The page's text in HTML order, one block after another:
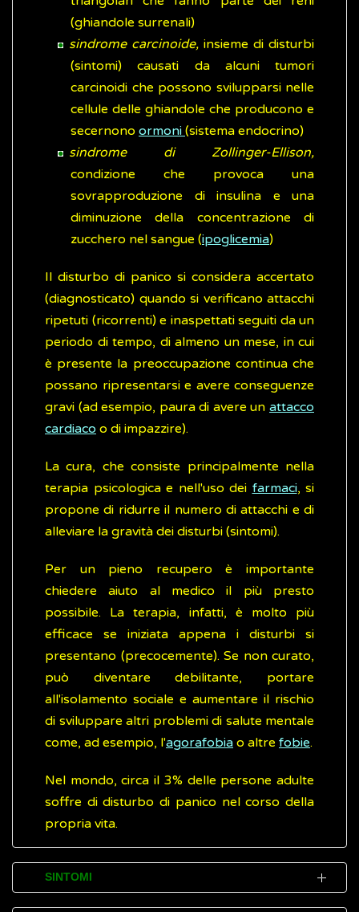
(ghiandole surrenali)
sindrome carcinoide, insieme di disturbi
(sintomi) causati da alcuni tumori
carcinoidi che possono svilupparsi nelle
cellule delle ghiandole che producono e
secernono ormoni (sistema endocrino)
sindrome di Zollinger-Ellison,
condizione che provoca una
sovrapproduzione di insulina e una
diminuzione della concentrazione di
zucchero nel sangue (ipoglicemia)
Il disturbo di panico si considera accertato
(diagnosticato) quando si verificano attacchi
ripetuti (ricorrenti) e inaspettati seguiti da un
periodo di tempo, di almeno un mese, in cui
è presente la preoccupazione continua che
possano ripresentarsi e avere conseguenze
gravi (ad esempio, paura di avere un attacco
cardiaco o di impazzire).
La cura, che consiste principalmente nella
terapia psicologica e nell'uso dei farmaci, si
propone di ridurre il numero di attacchi e di
alleviare la gravità dei disturbi (sintomi).
Per un pieno recupero è importante
chiedere aiuto al medico il più presto
possibile. La terapia, infatti, è molto più
efficace se iniziata appena i disturbi si
presentano (precocemente). Se non curato,
può diventare debilitante, portare
all'isolamento sociale e aumentare il rischio
di sviluppare altri problemi di salute mentale
come, ad esempio, l'agorafobia o altre fobie.
Nel mondo, circa il 3% delle persone adulte
soffre di disturbo di panico nel corso della
propria vita.
SINTOMI